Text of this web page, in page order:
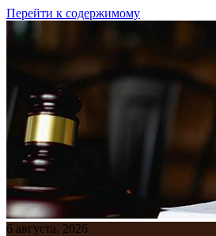
Перейти к содержимому
6 августа, 2026